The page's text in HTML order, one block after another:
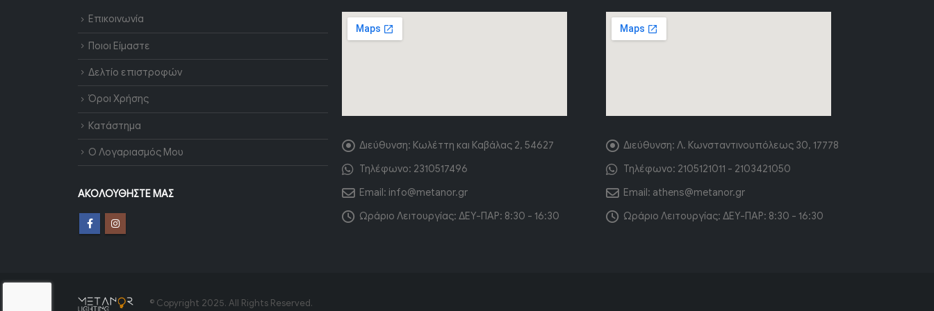
Επικοινωνία
Ποιοι Είμαστε
Δελτίο επιστροφών
Όροι Χρήσης
Κατάστημα
Ο Λογαριασμός Μου
ΑΚΟΛΟΥΘΉΣΤΕ ΜΑΣ
Διεύθυνση: Κωλέττη και Καβάλας 2, 54627
Τηλέφωνο: 2310517496
Email: info@metanor.gr
Ωράριο Λειτουργίας: ΔΕΥ-ΠΑΡ: 8:30 - 16:30
Διεύθυνση: Λ. Κωνσταντινουπόλεως 30, 17778
Τηλέφωνο: 2105121011 - 2103421050
Email: athens@metanor.gr
Ωράριο Λειτουργίας: ΔΕΥ-ΠΑΡ: 8:30 - 16:30
© Copyright 2025. All Rights Reserved.